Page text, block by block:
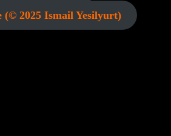
(© 2025 Ismail Yesilyurt)